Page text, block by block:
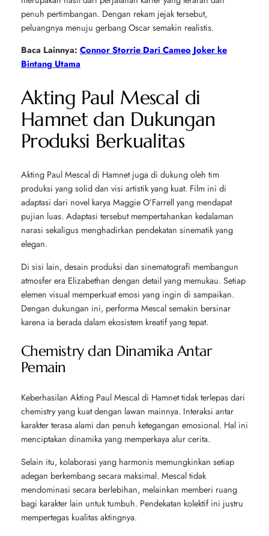
penuh pertimbangan. Dengan rekam jejak tersebut,
peluangnya menuju gerbang Oscar semakin realistis.
Baca Lainnya: Connor Storrie Dari Cameo Joker ke
Bintang Utama
Akting Paul Mescal di
Hamnet dan Dukungan
Produksi Berkualitas
Akting Paul Mescal di Hamnetjuga di dukung oleh tim
produksi yang solid dan visi artistik yang kuat. Film ini di
adaptasi dari novel karya Maggie O’Farrellyang mendapat
pujian luas. Adaptasi tersebut mempertahankan kedalaman
narasi sekaligus menghadirkan pendekatan sinematik yang
elegan.
Di sisi lain, desain produksi dan sinematografi membangun
atmosfer era Elizabethan dengan detail yang memukau. Setiap
elemen visual memperkuat emosi yang ingin di sampaikan.
Dengan dukungan ini, performa Mescal semakin bersinar
karena ia berada dalam ekosistem kreatif yang tepat.
Chemistry dan Dinamika Antar
Pemain
Keberhasilan Akting Paul Mescal di Hamnettidak terlepas dari
chemistry yang kuat dengan lawan mainnya. Interaksi antar
karakter terasa alami dan penuh ketegangan emosional. Hal ini
menciptakan dinamika yang memperkaya alur cerita.
Selain itu, kolaborasi yang harmonis memungkinkan setiap
adegan berkembang secara maksimal. Mescal tidak
mendominasi secara berlebihan, melainkan memberi ruang
bagi karakter lain untuk tumbuh. Pendekatan kolektif ini justru
mempertegas kualitas aktingnya.